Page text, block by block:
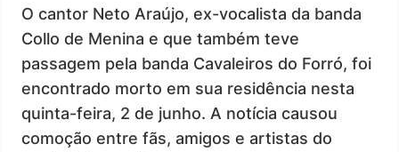
O cantor Neto Araújo, ex-vocalista da banda
Collo de Menina e que também teve
passagem pela banda Cavaleiros do Forró, foi
encontrado morto em sua residência nesta
quinta-feira, 2 de junho. A notícia causou
comoção entre fãs, amigos e artistas do